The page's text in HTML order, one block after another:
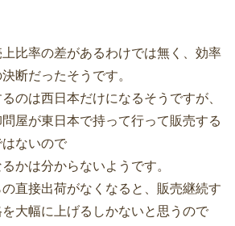
比率の差があるわけでは無く、効率
断だったそうです。
のは西日本だけになるそうですが、
屋が東日本で持って行って販売する
ないので
かは分からないようです。
直接出荷がなくなると、販売継続す
大幅に上げるしかないと思うので